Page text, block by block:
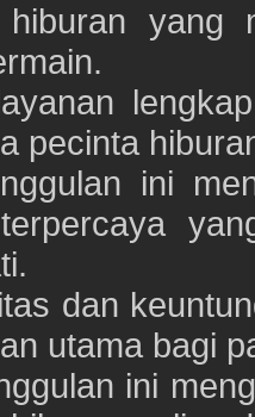
hiburan yang
pecinta
ini
dan
utama bagi
ini